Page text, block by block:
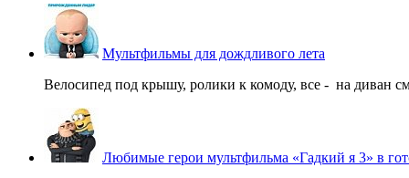
Мультфильмы для дождливого лета
Велосипед под крышу, ролики к комоду, все - на диван
Любимые герои мультфильма «Гадкий я 3» в